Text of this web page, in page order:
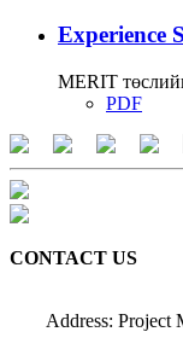
Experience
MERIT
PDF
CONTACT US
Address: Project